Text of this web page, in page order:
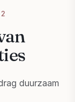
duurzaam